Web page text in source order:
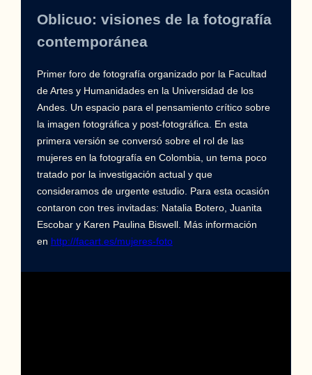
Oblicuo: visiones de la fotografía
contemporánea
Primer foro de fotografía organizado por la Facultad
de Artes y Humanidades en la Universidad de los
Andes. Un espacio para el pensamiento crítico sobre
la imagen fotográfica y post-fotográfica. En esta
primera versión se conversó sobre el rol de las
mujeres en la fotografía en Colombia, un tema poco
tratado por la investigación actual y que
consideramos de urgente estudio. Para esta ocasión
contaron con tres invitadas: Natalia Botero, Juanita
Escobar y Karen Paulina Biswell. Más información
en http://facart.es/mujeres-foto